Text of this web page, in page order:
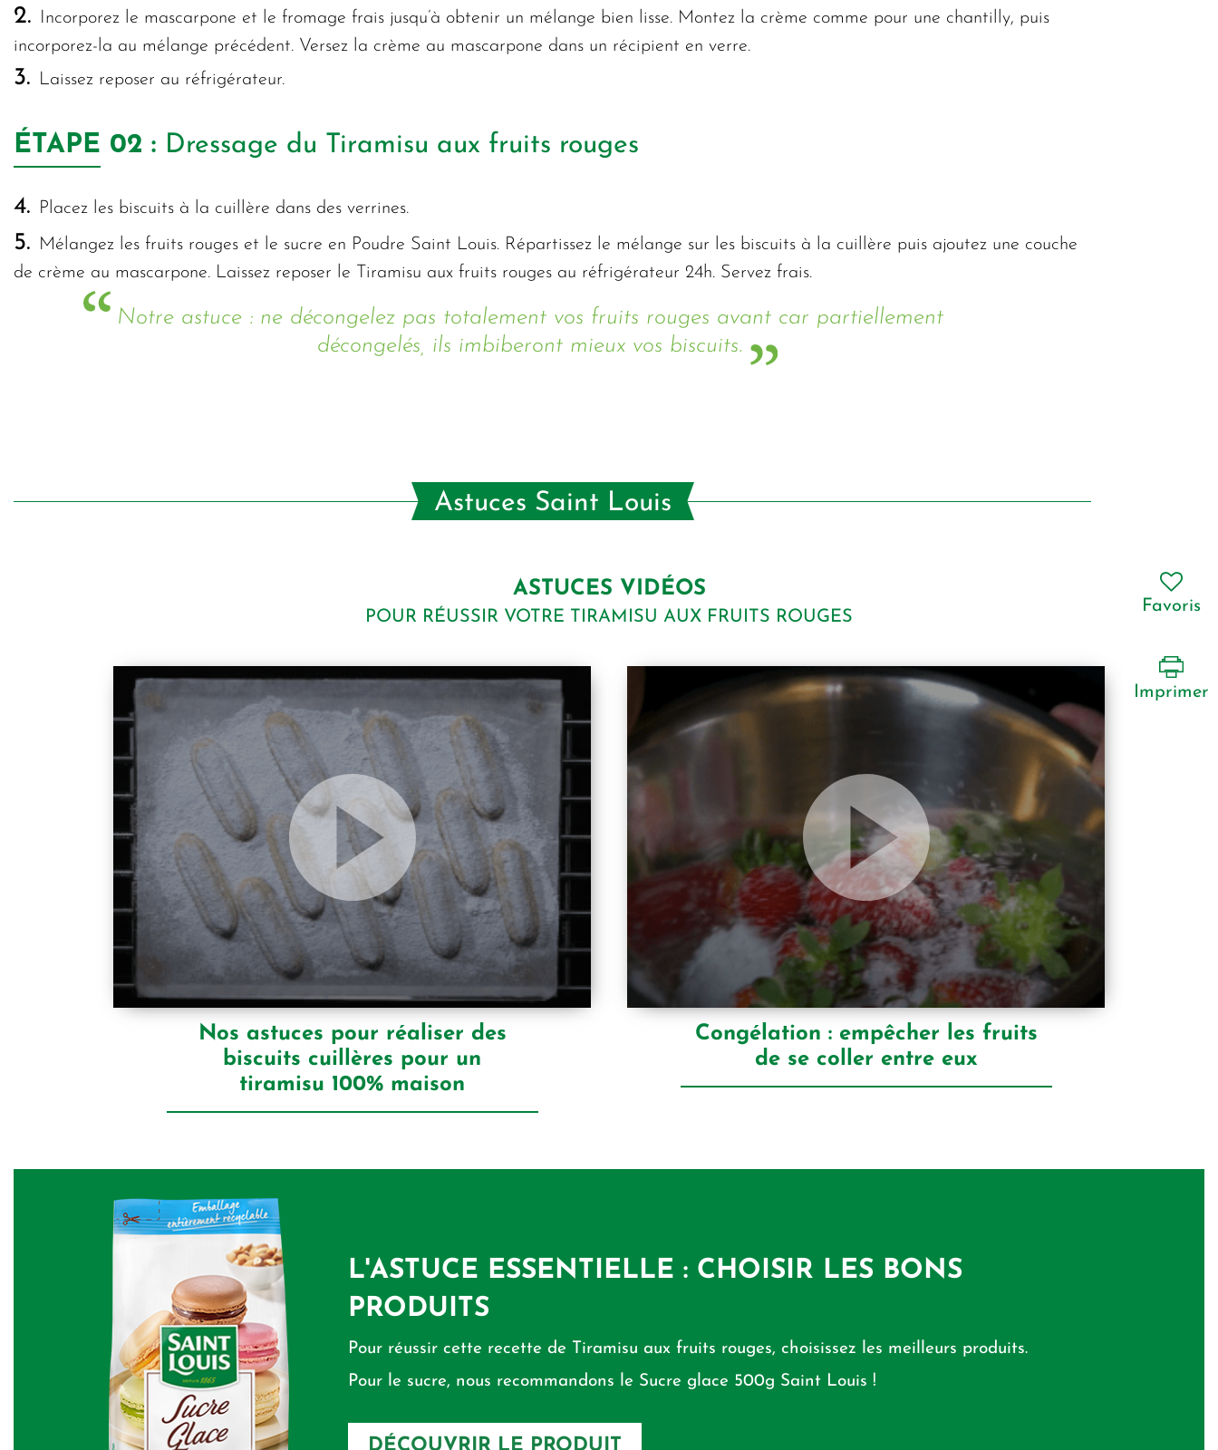
2. Incorporez le mascarpone et le fromage frais jusqu’à obtenir un mélange bien lisse. Montez la crème comme pour une chantilly, puis
incorporez-la au mélange précédent. Versez la crème au mascarpone dans un récipient en verre.
3. Laissez reposer au réfrigérateur.
ÉTAPE 02 : Dressage du Tiramisu aux fruits rouges
4. Placez les biscuits à la cuillère dans des verrines.
5. Mélangez les fruits rouges et le sucre en Poudre Saint Louis. Répartissez le mélange sur les biscuits à la cuillère puis ajoutez une couche
de crème au mascarpone. Laissez reposer le Tiramisu aux fruits rouges au réfrigérateur 24h. Servez frais.
Notre astuce : ne décongelez pas totalement vos fruits rouges avant car partiellement
décongelés, ils imbiberont mieux vos biscuits.
Astuces Saint Louis
ASTUCES VIDÉOS
POUR RÉUSSIR VOTRE TIRAMISU AUX FRUITS ROUGES
Nos astuces pour réaliser des
biscuits cuillères pour un
tiramisu 100% maison
Congélation : empêcher les fruits
de se coller entre eux
L'ASTUCE ESSENTIELLE : CHOISIR LES BONS
PRODUITS
Pour réussir cette recette de Tiramisu aux fruits rouges, choisissez les meilleurs produits.
Pour le sucre, nous recommandons le Sucre glace 500g Saint Louis !
Favoris
Imprimer